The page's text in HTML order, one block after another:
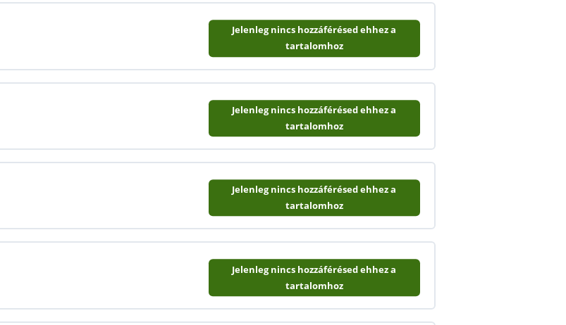
Jelenleg nincs hozzáférésed ehhez a
tartalomhoz
Jelenleg nincs hozzáférésed ehhez a
tartalomhoz
Jelenleg nincs hozzáférésed ehhez a
tartalomhoz
Jelenleg nincs hozzáférésed ehhez a
tartalomhoz